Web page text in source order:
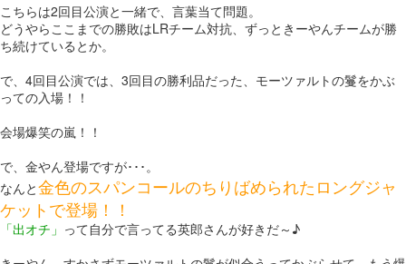
こちらは2回目公演と一緒で、言葉当て問題。
どうやらここまでの勝敗はLRチーム対抗、ずっときーやんチームが勝
ち続けているとか。
で、4回目公演では、3回目の勝利品だった、モーツァルトの鬘をかぶ
っての入場！！
会場爆笑の嵐！！
で、金やん登場ですが･･･。
なんと金色のスパンコールのちりばめられたロングジャ
ケットで登場！！
「出オチ」 って自分で言ってる英郎さんが好きだ～♪